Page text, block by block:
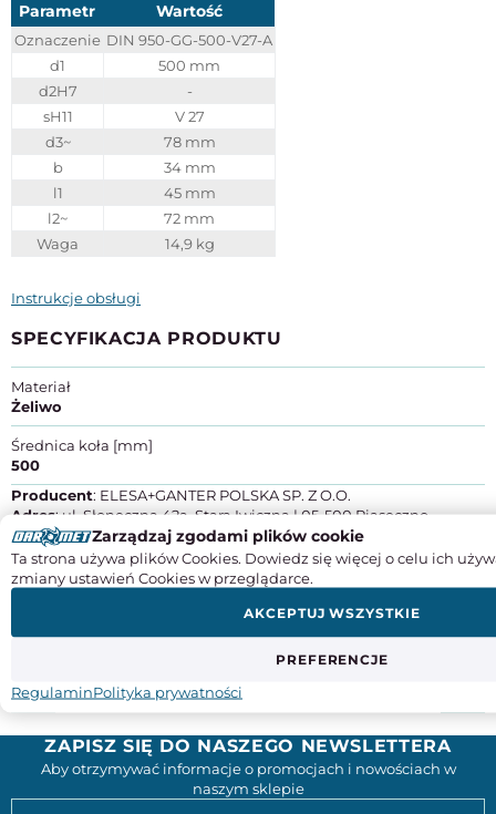
Parametr Wartość
Oznaczenie DIN 950-GG-500-V27-A
d1
500 mm
d2H7
-
sH11
V 27
d3~
78 mm
b
34 mm
l1
45 mm
l2~
72 mm
Waga
14,9 kg
Instrukcje obsługi
SPECYFIKACJA PRODUKTU
Materiał
Żeliwo
Średnica koła [mm]
500
Producent: ELESA+GANTER POLSKA SP. Z O.O.
Adres: ul. Słoneczna 42a, Stara Iwiczna | 05-500 Piaseczno
Kraj pochodzenia: Polska
Kontakt: +48 22 737 70 47, egp@elesa-ganter.com.pl
ZAPISZ SIĘ DO NASZEGO NEWSLETTERA
Aby otrzymywać informacje o promocjach i nowościach w
naszym sklepie
Zarządzaj zgodami plików cookie
Ta strona używa plików Cookies. Dowiedz się więcej o celu ich
zmiany ustawień Cookies w przeglądarce.
PREFERENCJE
AKCEPTUJ WSZYSTKIE
RegulaminPolityka prywatności